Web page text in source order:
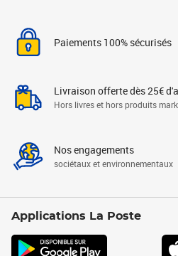
Paiements 100% sécurisés
Livraison offerte dès 25€
Hors livres et hors produits
Nos engagements
sociétaux et environnementaux
Applications La Poste